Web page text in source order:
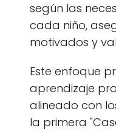
según las
cada niño,
motivados y
Este enfoque
aprendizaje
alineado con
la primera